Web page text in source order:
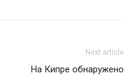
Next article
На Кипре обнаружено